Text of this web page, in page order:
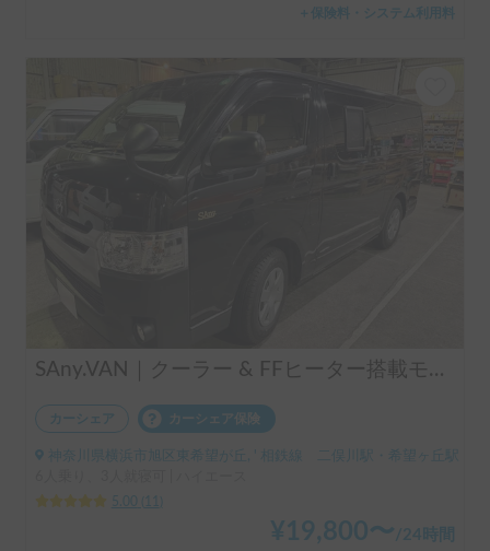
＋保険料・システム利用料
SAny.VAN｜クーラー & FFヒーター搭載モデル
カーシェア カーシェア保険
神奈川県横浜市旭区東希望が丘, ' 相鉄線 二俣川駅・希望ヶ丘駅
5.00
¥ 19,800〜/24時間